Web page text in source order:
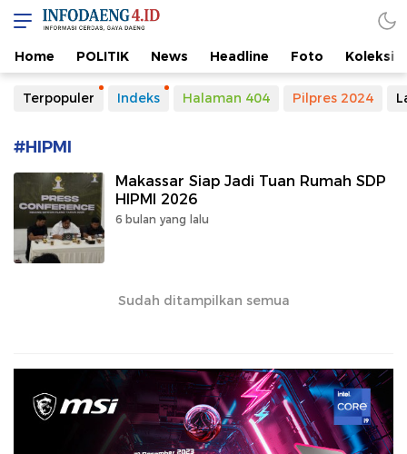
Home POLITIK News Headline Foto Koleksi
Terpopuler Indeks Halaman 404 Pilpres 2024
#HIPMI
Makassar Siap Jadi Tuan Rumah SDP
HIPMI 2026
6 bulan yang lalu
Sudah ditampilkan semua